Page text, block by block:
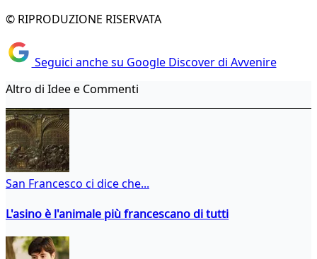
© RIPRODUZIONE RISERVATA
Seguici anche su Google Discover di Avvenire
Altro di Idee e Commenti
San Francesco ci dice che...
L'asino è l'animale più francescano di tutti